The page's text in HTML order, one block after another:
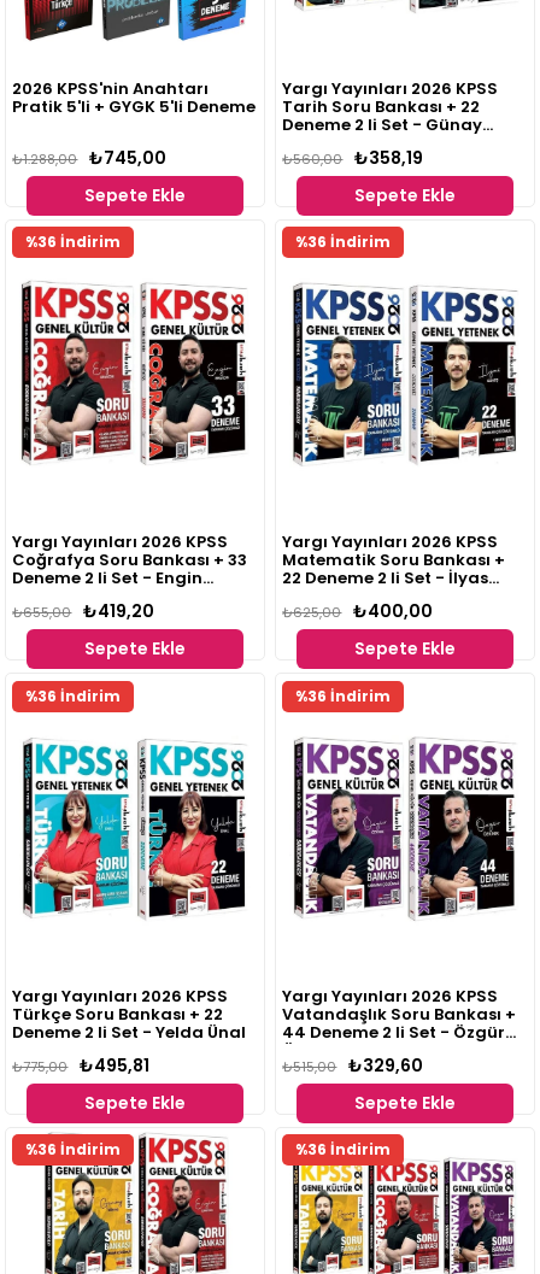
2026 KPSS'nin Anahtarı
Pratik 5'li + GYGK 5'li Deneme
₺745,00
₺1.288,00
Sepete Ekle
Yargı Yayınları 2026 KPSS
Tarih Soru Bankası + 22
Deneme 2 li Set - Günay
₺358,19
₺560,00
Sepete Ekle
Yargı Yayınları 2026 KPSS
Coğrafya Soru Bankası + 33
Deneme 2 li Set - Engin
₺419,20
₺655,00
Sepete Ekle
%36 İndirim
Yargı Yayınları 2026 KPSS
Matematik Soru Bankası +
22 Deneme 2 li Set - İlyas
₺400,00
₺625,00
Sepete Ekle
%36 İndirim
Yargı Yayınları 2026 KPSS
Türkçe Soru Bankası + 22
Deneme 2 li Set - Yelda Ünal
₺495,81
₺775,00
Sepete Ekle
%36 İndirim
Yargı Yayınları 2026 KPSS
Vatandaşlık Soru Bankası +
44 Deneme 2 li Set - Özgür
Özkınık
₺329,60
₺515,00
Sepete Ekle
%36 İndirim
%36 İndirim %36 İndirim